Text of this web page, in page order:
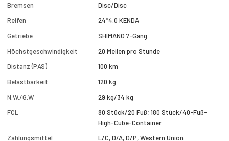
Bremsen
Disc/Disc
Reifen
24*4.0 KENDA
Getriebe
SHIMANO 7-Gang
Höchstgeschwindigkeit
20 Meilen pro Stunde
Distanz (PAS)
100 km
Belastbarkeit
120 kg
N.W./G.W
29 kg/34 kg
FCL
80 Stück/20 Fuß; 180 Stück/40-Fuß-
High-Cube-Container
Zahlungsmittel
L/C, D/A, D/P, Western Union